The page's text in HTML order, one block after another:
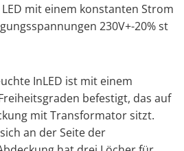
mit einem konstanten Strom
230V+-20% st
InLED ist mit einem
befestigt, das auf
mit Transformator sitzt.
an der Seite der